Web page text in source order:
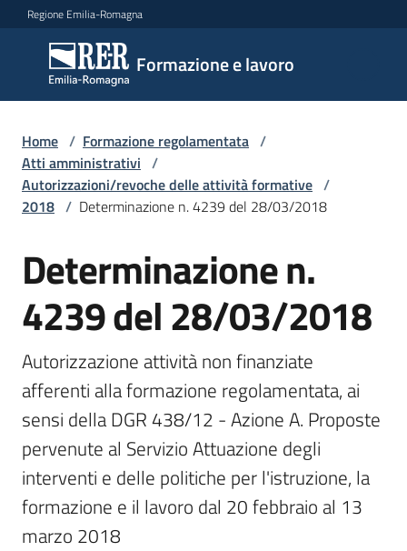
Vai al contenuto
Vai alla navigazione
Vai al footer
Regione Emilia-Romagna
Formazione e lavoro
Formazione
e lavoro
Argomenti
Servizi
Leggi
Atti
Bandi
Piani
Programmi
Progetti
Home / Formazione regolamentata /
Atti amministrativi /
Autorizzazioni/revoche delle attività formative /
2018 / Determinazione n. 4239 del 28/03/2018
Determinazione n.
4239 del 28/03/2018
Autorizzazione attività non finanziate
afferenti alla formazione regolamentata, ai
sensi della DGR 438/12 - Azione A. Proposte
pervenute al Servizio Attuazione degli
interventi e delle politiche per l'istruzione, la
formazione e il lavoro dal 20 febbraio al 13
marzo 2018